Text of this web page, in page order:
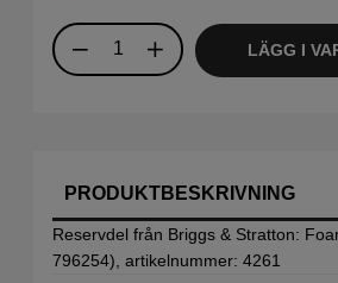
LÄGG I
PRODUKTBESKRIVNING
Reservdel från Briggs & Stratton:
796254), artikelnummer: 4261